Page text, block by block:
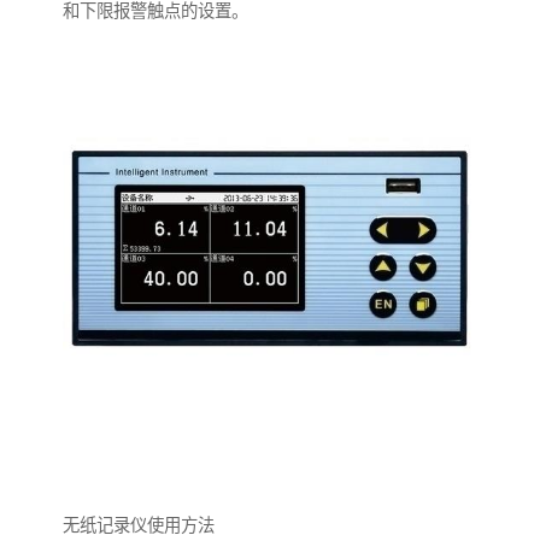
和下限报警触点的设置。
无纸记录仪使用方法